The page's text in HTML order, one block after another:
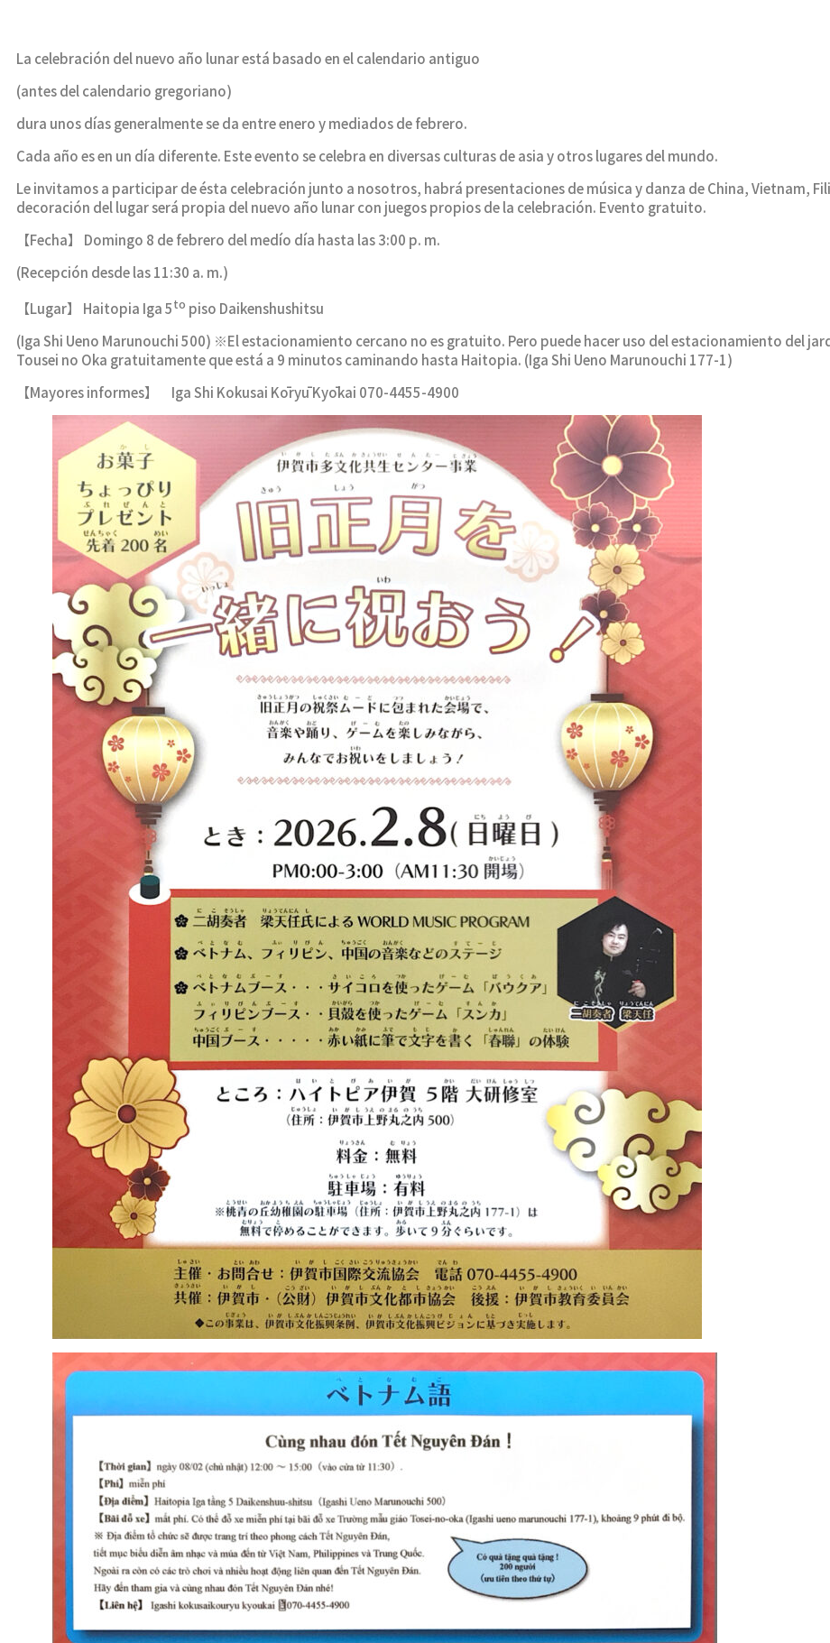
La celebración del nuevo año lunar está basado en el calendario antiguo
(antes del calendario gregoriano)
dura unos días generalmente se da entre enero y mediados de febrero.
Cada año es en un día diferente. Este evento se celebra en diversas culturas de asia y otros lugares del mundo.
Le invitamos a participar de ésta celebración junto a nosotros, habrá presentaciones de música y danza de China, Vietnam,
decoración del lugar será propia del nuevo año lunar con juegos propios de la celebración. Evento gratuito.
【Fecha】 Domingo 8 de febrero del medío día hasta las 3:00 p. m.
(Recepción desde las 11:30 a. m.)
【Lugar】 Haitopia Iga 5to piso Daikenshushitsu
(Iga Shi Ueno Marunouchi 500) ※El estacionamiento cercano no es gratuito. Pero puede hacer uso del estacionamiento del
Tousei no Oka gratuitamente que está a 9 minutos caminando hasta Haitopia. (Iga Shi Ueno Marunouchi 177-1)
【Mayores informes】 Iga Shi Kokusai Kōryū Kyōkai 070-4455-4900